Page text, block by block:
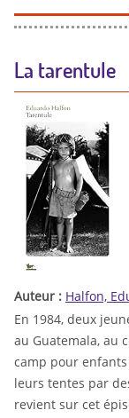
La tarentule
Auteur : Halfon,
En 1984, deux
au Guatemala, au
camp pour
leurs tentes par
revient sur cet